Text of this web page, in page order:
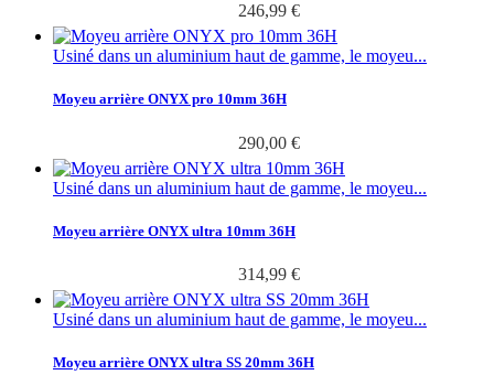
246,99 €
Usiné dans un aluminium haut de gamme, le moyeu...
Moyeu arrière ONYX pro 10mm 36H
290,00 €
Usiné dans un aluminium haut de gamme, le moyeu...
Moyeu arrière ONYX ultra 10mm 36H
314,99 €
Usiné dans un aluminium haut de gamme, le moyeu...
Moyeu arrière ONYX ultra SS 20mm 36H